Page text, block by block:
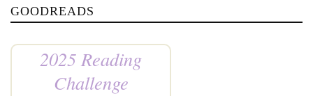
GOODREADS
2025 Reading
Challenge